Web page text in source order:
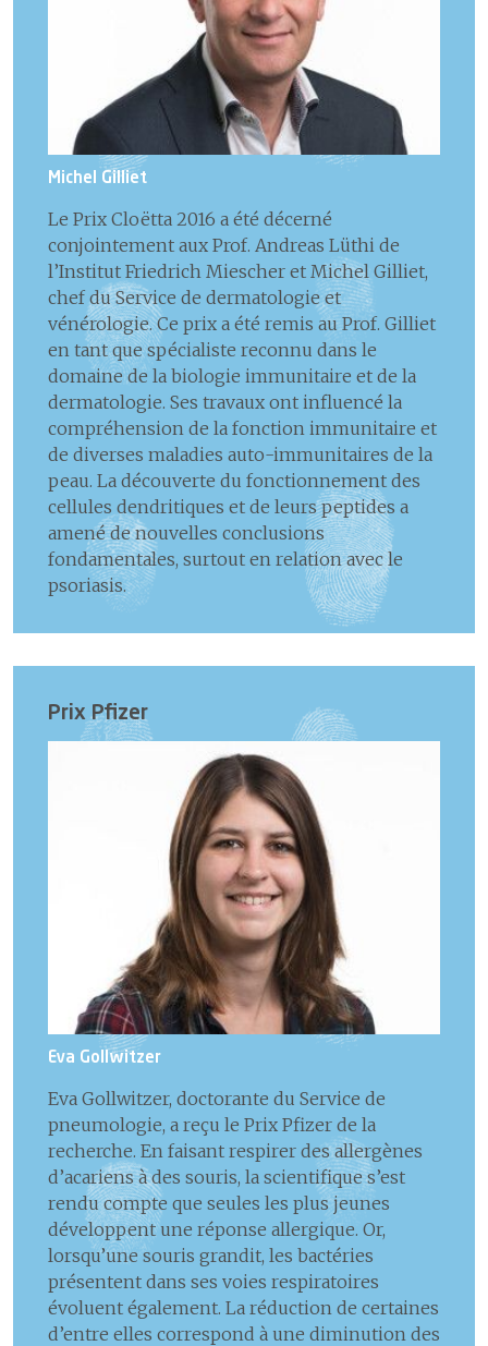
Michel Gilliet
Le Prix Cloëtta 2016 a été décerné
conjointement aux Prof. Andreas Lüthi de
l’Institut Friedrich Miescher et Michel Gilliet,
chef du Service de dermatologie et
vénérologie. Ce prix a été remis au Prof. Gilliet
en tant que spécialiste reconnu dans le
domaine de la biologie immunitaire et de la
dermatologie. Ses travaux ont influencé la
compréhension de la fonction immunitaire et
de diverses maladies auto-immunitaires de la
peau. La découverte du fonctionnement des
cellules dendritiques et de leurs peptides a
amené de nouvelles conclusions
fondamentales, surtout en relation avec le
psoriasis.
Prix Pfizer
Eva Gollwitzer
Eva Gollwitzer, doctorante du Service de
pneumologie, a reçu le Prix Pfizer de la
recherche. En faisant respirer des allergènes
d’acariens à des souris, la scientifique s’est
rendu compte que seules les plus jeunes
développent une réponse allergique. Or,
lorsqu’une souris grandit, les bactéries
présentent dans ses voies respiratoires
évoluent également. La réduction de certaines
d’entre elles correspond à une diminution des